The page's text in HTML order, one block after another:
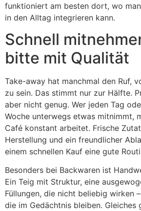
funktioniert am besten dort, wo
in den Alltag integrieren kann.
Schnell
bitte mit Qualität
Take-away hat manchmal den Ruf,
zu sein. Das stimmt nur zur Hälfte.
aber nicht genug. Wer jeden Tag
Woche unterwegs etwas mitnimmt,
Café konstant arbeitet. Frische
Herstellung und ein freundlicher
einem schnellen Kauf eine gute
Besonders bei Backwaren ist
Ein Teig mit Struktur, eine
Füllungen, die nicht beliebig wirken
die im Gedächtnis bleiben.